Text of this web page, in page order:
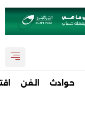
حوادث الفن